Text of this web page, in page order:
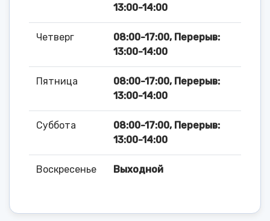
13:00-14:00
Четверг
08:00-17:00, Перерыв:
13:00-14:00
Пятница
08:00-17:00, Перерыв:
13:00-14:00
Суббота
08:00-17:00, Перерыв:
13:00-14:00
Воскресенье Выходной